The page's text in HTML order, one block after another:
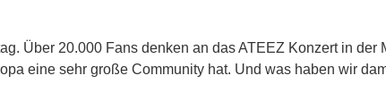
Über 20.000 Fans denken an das ATEEZ Konzert in der
eine sehr große Community hat. Und was haben wir